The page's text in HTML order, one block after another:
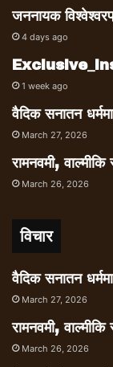
जननायक
4 days ago
1 week ago
वैदिक सनातन
March 27, 2026
रामनवमी, वाल्मीकि
March 26, 2026
विचार
वैदिक सनातन
March 27, 2026
रामनवमी, वाल्मीकि
March 26, 2026